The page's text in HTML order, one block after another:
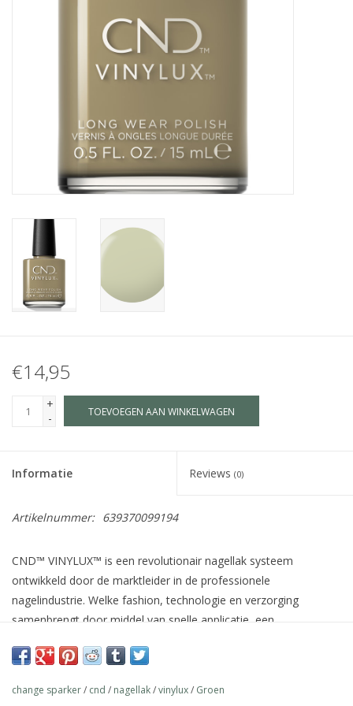
€14,95
+
-
TOEVOEGEN AAN WINKELWAGEN
Informatie Reviews (0)
Artikelnummer: 639370099194
CND™ VINYLUX™ is een revolutionair nagellak systeem
ontwikkeld door de marktleider in de professionele
nagelindustrie. Welke fashion, technologie en verzorging
samenbrengt door middel van snelle applicatie, een
natuurlijke nagel zoals Jojoba olie, Vitamine E en Keratine en
wereldwijde fashion industrie.
change sparker/ cnd / nagellak/vinylux/ Groen